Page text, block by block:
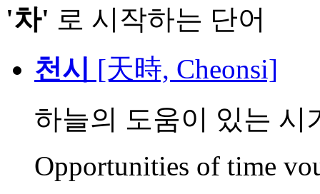
'차' 로 시작하는 단어
천시 [天時, Cheonsi]
하늘의 도움이 있는 시
Opportunities of time